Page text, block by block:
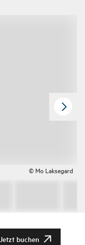
© Mo Laksegard
Jetzt buchen